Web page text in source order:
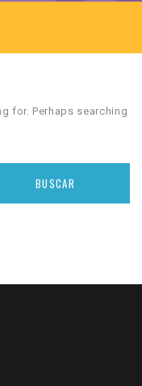
for. Perhaps searching
BUSCAR